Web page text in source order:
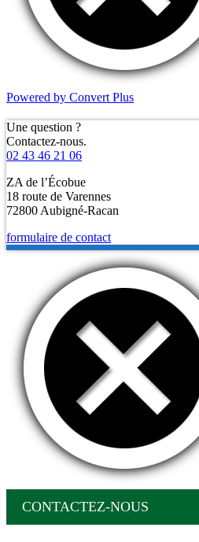
Powered by Convert Plus
Une question ?
Contactez-nous.
02 43 46 21 06
ZA de l’Écobue
18 route de Varennes
72800 Aubigné-Racan
formulaire de contact
CONTACTEZ-NOUS